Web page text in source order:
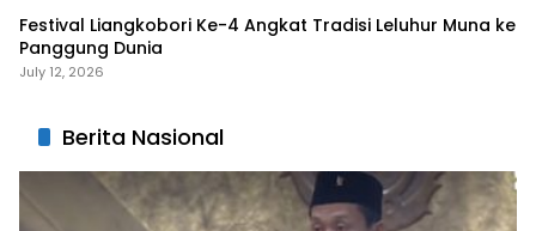
Festival Liangkobori Ke-4 Angkat Tradisi Leluhur Muna ke
Panggung Dunia
July 12, 2026
Berita Nasional